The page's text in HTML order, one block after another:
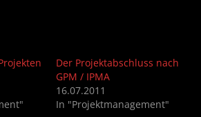
Der Projektabschluss nach
GPM / IPMA
16.07.2011
In "Projektmanagement"